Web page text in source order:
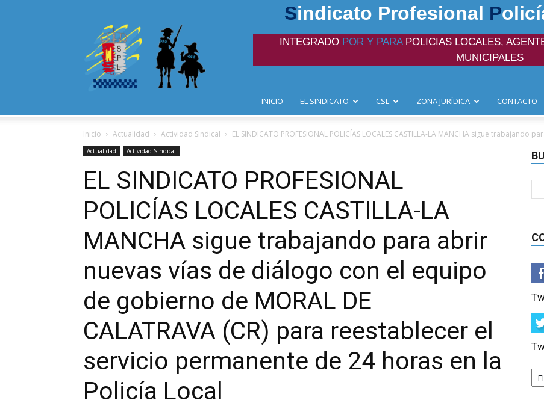
Sindicato Profesional P
INTEGRADO POR Y PARAPOLICIAS LOCALES,
MUNICIPALES
INICIO EL SINDICATO CSL ZONA JURÍDICA CONTACTO
Inicio Actualidad Actividad Sindical EL SINDICATO PROFESIONAL POLICÍAS LOCALES CASTILLA-LA MANCHA sigue trabajando
Actualidad Actividad Sindical
EL SINDICATO PROFESIONAL
POLICÍAS LOCALES CASTILLA-LA
MANCHA sigue trabajando para abrir
nuevas vías de diálogo con el equipo
de gobierno de MORAL DE
CALATRAVA (CR) para reestablecer el
servicio permanente de 24 horas en la
Policía Local